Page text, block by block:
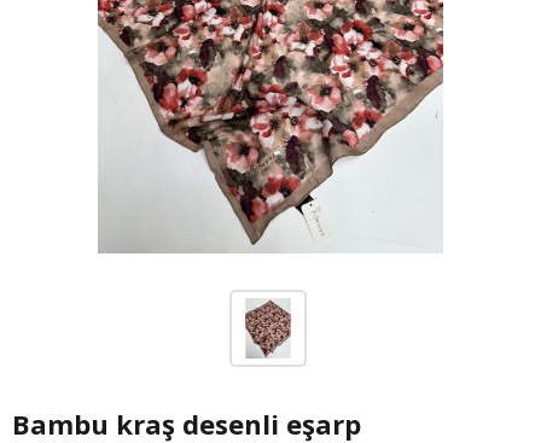
Bambu kraş desenli eşarp